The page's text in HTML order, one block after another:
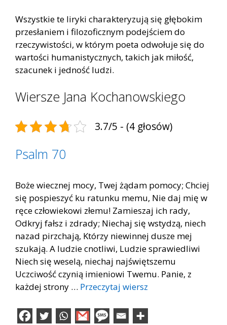
Wszystkie te liryki charakteryzują się głębokim
przesłaniem i filozoficznym podejściem do
rzeczywistości, w którym poeta odwołuje się do
wartości humanistycznych, takich jak miłość,
szacunek i jedność ludzi.
Wiersze Jana Kochanowskiego
3.7/5 - (4 głosów)
Psalm 70
Boże wiecznej mocy, Twej żądam pomocy; Chciej
się pospieszyć ku ratunku memu, Nie daj mię w
ręce człowiekowi złemu! Zamieszaj ich rady,
Odkryj fałsz i zdrady; Niechaj się wstydzą, niech
nazad pirzchają, Którzy niewinnej dusze mej
szukają. A ludzie cnotliwi, Ludzie sprawiedliwi
Niech się weselą, niechaj najświętszemu
Uczciwość czynią imieniowi Twemu. Panie, z
każdej strony … Przeczytaj wiersz